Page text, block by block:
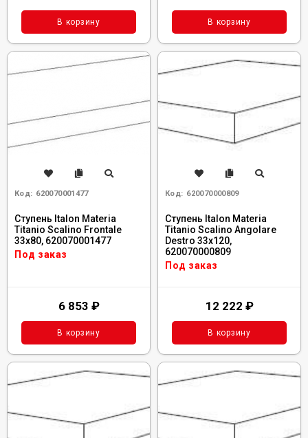
В корзину В корзину
Код: 620070001477
Ступень Italon Materia
Titanio Scalino Frontale
33x80, 620070001477
Под заказ
6 853 ₽
В корзину
Код: 620070000809
Ступень Italon Materia
Titanio Scalino Angolare
Destro 33x120,
620070000809
Под заказ
12 222 ₽
В корзину